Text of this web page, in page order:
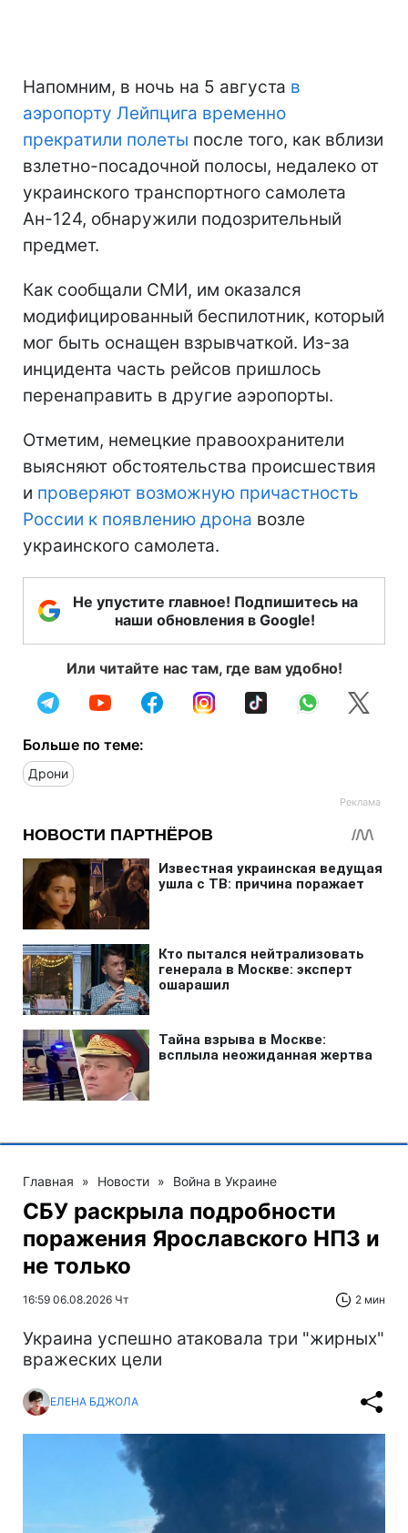
Напомним, в ночь на 5 августа в
аэропорту Лейпцига временно
прекратили полеты после того, как вблизи
взлетно-посадочной полосы, недалеко от
украинского транспортного самолета
Ан-124, обнаружили подозрительный
предмет.
Как сообщали СМИ, им оказался
модифицированный беспилотник, который
мог быть оснащен взрывчаткой. Из-за
инцидента часть рейсов пришлось
перенаправить в другие аэропорты.
Отметим, немецкие правоохранители
выясняют обстоятельства происшествия
и проверяют возможную причастность
России к появлению дрона возле
украинского самолета.
Не упустите главное! Подпишитесь на
наши обновления в Google!
Или читайте нас там, где вам удобно!
Больше по теме:
Дрони
Главная » Новости » Война в Украине
СБУ раскрыла подробности
поражения Ярославского НПЗ и
не только
16:59 06.08.2026 Чт 2 мин
Украина успешно атаковала три "жирных"
вражеских цели
ЕЛЕНА БДЖОЛА